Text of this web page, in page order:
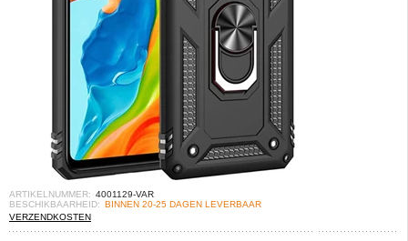
ARTIKELNUMMER: 4001129-VAR
BESCHIKBAARHEID: BINNEN 20-25 DAGEN LEVERBAAR
VERZENDKOSTEN